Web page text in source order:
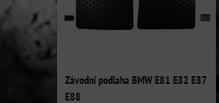
Závodní podlaha BMW E81 E82 E87
E88